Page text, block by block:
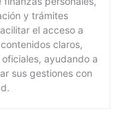
y trámites
el acceso a
claros,
ayudando a
sus gestiones con